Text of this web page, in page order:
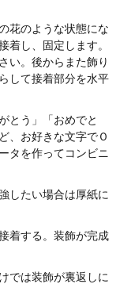
ことが山程あります
表に載せるプロフィール
婚に失敗しない相
をしよう
供を育ている人の中に
い家庭を築きたいと考え
花のような状態にな
着し、固定します。
い。後からまた飾り
して接着部分を水平
とう」「おめでと
、お好きな文字でＯ
タを作ってコンビニ
したい場合は厚紙に
着する。装飾が完成
では装飾が裏返しに